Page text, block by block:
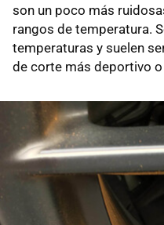
son un poco más
rangos de temperatura.
temperaturas y suelen
de corte más deportivo